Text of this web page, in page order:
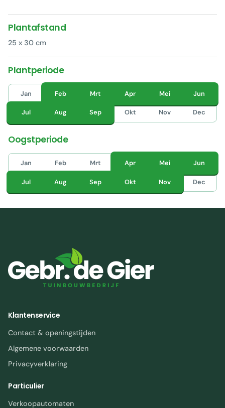
Plantafstand
25 x 30 cm
Plantperiode
Jan Feb Mrt Apr Mei Jun
Jul Aug Sep Okt Nov Dec
Oogstperiode
Jan Feb Mrt Apr Mei Jun
Jul Aug Sep Okt Nov Dec
Klantenservice
Contact & openingstijden
Algemene voorwaarden
Privacyverklaring
Particulier
Verkoopautomaten